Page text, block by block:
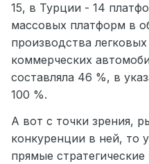
15, в Турции - 14
массовых платформ в
производства
коммерческих
составляла 46 %, в
100 %.
А вот с точки зрения,
конкуренции в ней, то
прямые